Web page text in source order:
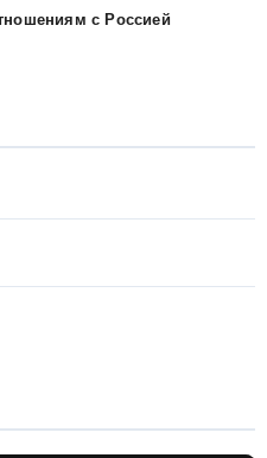
с Россией